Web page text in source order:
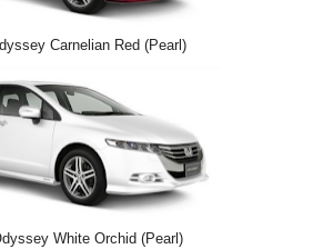
Carnelian Red (Pearl)
White Orchid (Pearl)